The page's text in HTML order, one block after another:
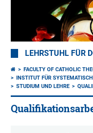
LEHRSTUHL FÜR
FACULTY OF CATHOLIC
INSTITUT FÜR
STUDIUM UND LEHRE